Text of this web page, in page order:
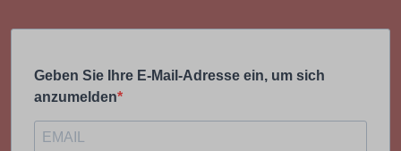
Geben Sie Ihre E-Mail-Adresse ein, um sich
anzumelden